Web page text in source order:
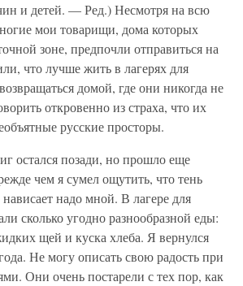
и детей. — Ред.) Несмотря на всю
мои товарищи, дома которых
зоне, предпочли отправиться на
что лучше жить в лагерях для
домой, где они никогда не
откровенно из страха, что их
русские просторы.
остался позади, но прошло еще
чем я сумел ощутить, что тень
надо мной. В лагере для
сколько угодно разнообразной еды:
щей и куска хлеба. Я вернулся
Не могу описать свою радость при
Они очень постарели с тех пор, как